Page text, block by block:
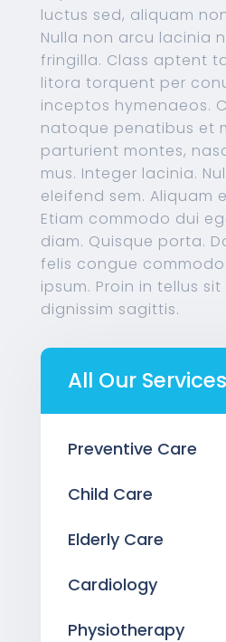
luctus sed, aliquam
Nulla non arcu lacinia
fringilla. Class aptent
litora torquent per
inceptos hymenaeos.
natoque penatibus et
parturient montes,
mus. Integer lacinia.
eleifend sem. Aliquam
Etiam commodo dui
diam. Quisque porta.
felis congue
ipsum. Proin in tellus
dignissim sagittis.
All Our Services
Preventive Care
Child Care
Elderly Care
Cardiology
Physiotherapy